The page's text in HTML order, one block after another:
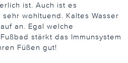
ist. Auch ist es
wohltuend. Kaltes Wasser
an. Egal welche
stärkt das Immunsystem
Füßen gut!